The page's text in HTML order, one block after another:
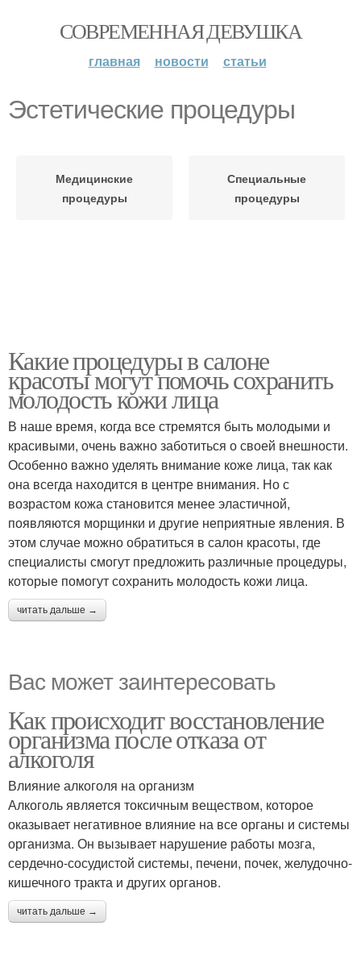
СОВРЕМЕННАЯ ДЕВУШКА
главная новости статьи
Эстетические процедуры
Медицинские
процедуры
Специальные
процедуры
Какие процедуры в салоне
красоты могут помочь сохранить
молодость кожи лица
В наше время, когда все стремятся быть молодыми и
красивыми, очень важно заботиться о своей внешности.
Особенно важно уделять внимание коже лица, так как
она всегда находится в центре внимания. Но с
возрастом кожа становится менее эластичной,
появляются морщинки и другие неприятные явления. В
этом случае можно обратиться в салон красоты, где
специалисты смогут предложить различные процедуры,
которые помогут сохранить молодость кожи лица.
читать дальше →
Вас может заинтересовать
Как происходит восстановление
организма после отказа от
алкоголя
Влияние алкоголя на организм
Алкоголь является токсичным веществом, которое
оказывает негативное влияние на все органы и системы
организма. Он вызывает нарушение работы мозга,
сердечно-сосудистой системы, печени, почек, желудочно-
кишечного тракта и других органов.
читать дальше →